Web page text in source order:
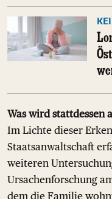
Was wird stattdessen
Im Lichte dieser
Staatsanwaltschaft
weiteren
Ursachenforschung
dem die Familie